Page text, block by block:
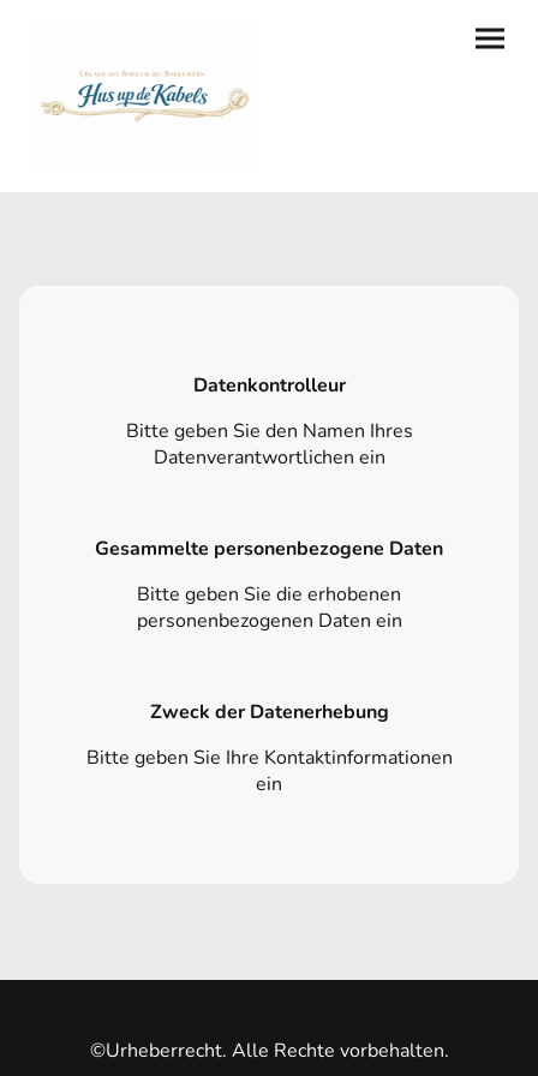
Datenkontrolleur
Bitte geben Sie den Namen Ihres
Datenverantwortlichen ein
Gesammelte personenbezogene Daten
Bitte geben Sie die erhobenen
personenbezogenen Daten ein
Zweck der Datenerhebung
Bitte geben Sie Ihre Kontaktinformationen
ein
©Urheberrecht. Alle Rechte vorbehalten.